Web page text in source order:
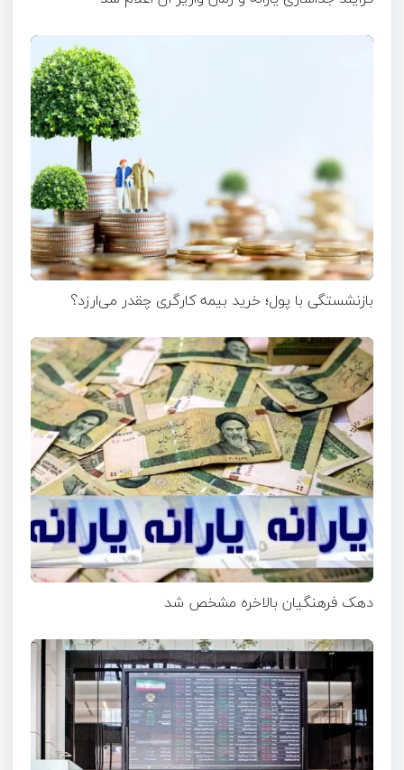
بازنشستگی با پول؛ خرید بیمه کارگری چقدر می‌ارزد؟
دهک فرهنگیان بالاخره مشخص شد